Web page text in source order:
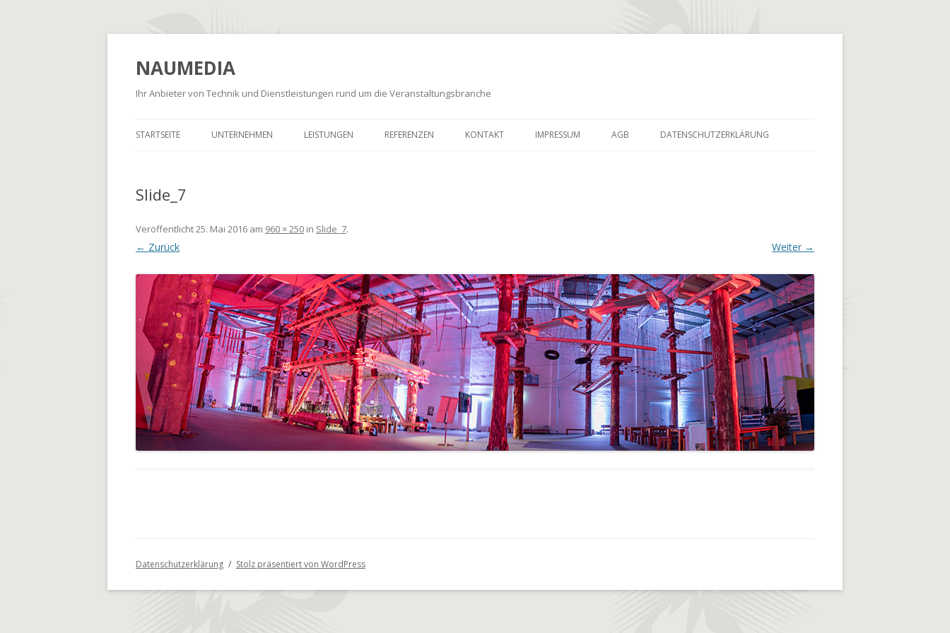
NAUMEDIA
Ihr Anbieter von Technik und Dienstleistungen rund um die Veranstaltungsbranche
Inhalt
STARTSEITE UNTERNEHMEN LEISTUNGEN REFERENZEN KONTAKT IMPRESSUM AGB DATENSCHUTZERKLÄRUNG
Slide_7
Veröffentlicht25. Mai 2016 am 960 × 250 in Slide_7.
← Zurück Weiter →
Datenschutzerklärung Stolz präsentiert von WordPress